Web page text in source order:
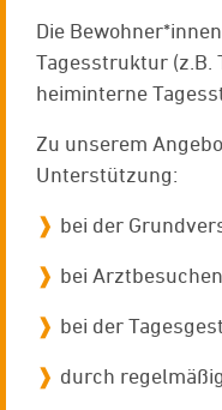
Die
Tagesstruktur (z.B.
heiminterne
Zu unserem
Unterstützung:
bei der
bei Arztbesuchen
bei der
durch